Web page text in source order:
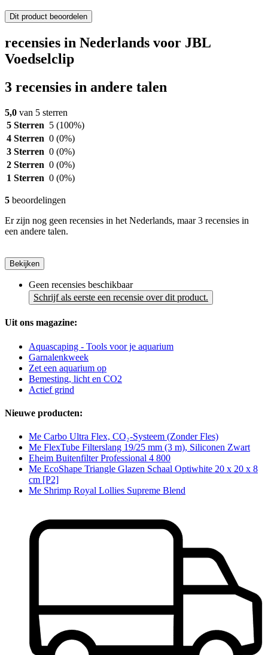
Dit product beoordelen
recensies in Nederlands voor JBL
Voedselclip
3 recensies in andere talen
5,0 van 5 sterren
5 Sterren 5 (100%)
4 Sterren 0 (0%)
3 Sterren 0 (0%)
2 Sterren 0 (0%)
1 Sterren 0 (0%)
5 beoordelingen
Er zijn nog geen recensies in het Nederlands, maar 3 recensies in
een andere talen.
Bekijken
Geen recensies beschikbaar
Schrijf als eerste een recensie over dit product.
Uit ons magazine:
Aquascaping - Tools voor je aquarium
Garnalenkweek
Zet een aquarium op
Bemesting, licht en CO2
Actief grind
Nieuwe producten:
Me Carbo Ultra Flex, CO₂-Systeem (Zonder Fles)
Me FlexTube Filterslang 19/25 mm (3 m), Siliconen Zwart
Eheim Buitenfilter Professional 4 800
Me EcoShape Triangle Glazen Schaal Optiwhite 20 x 20 x 8
cm [P2]
Me Shrimp Royal Lollies Supreme Blend